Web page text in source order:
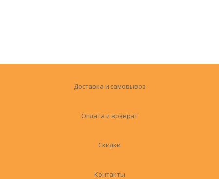
Доставка и самовывоз
Оплата и возврат
Скидки
Контакты